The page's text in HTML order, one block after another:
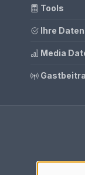
Tools
Ihre
Media